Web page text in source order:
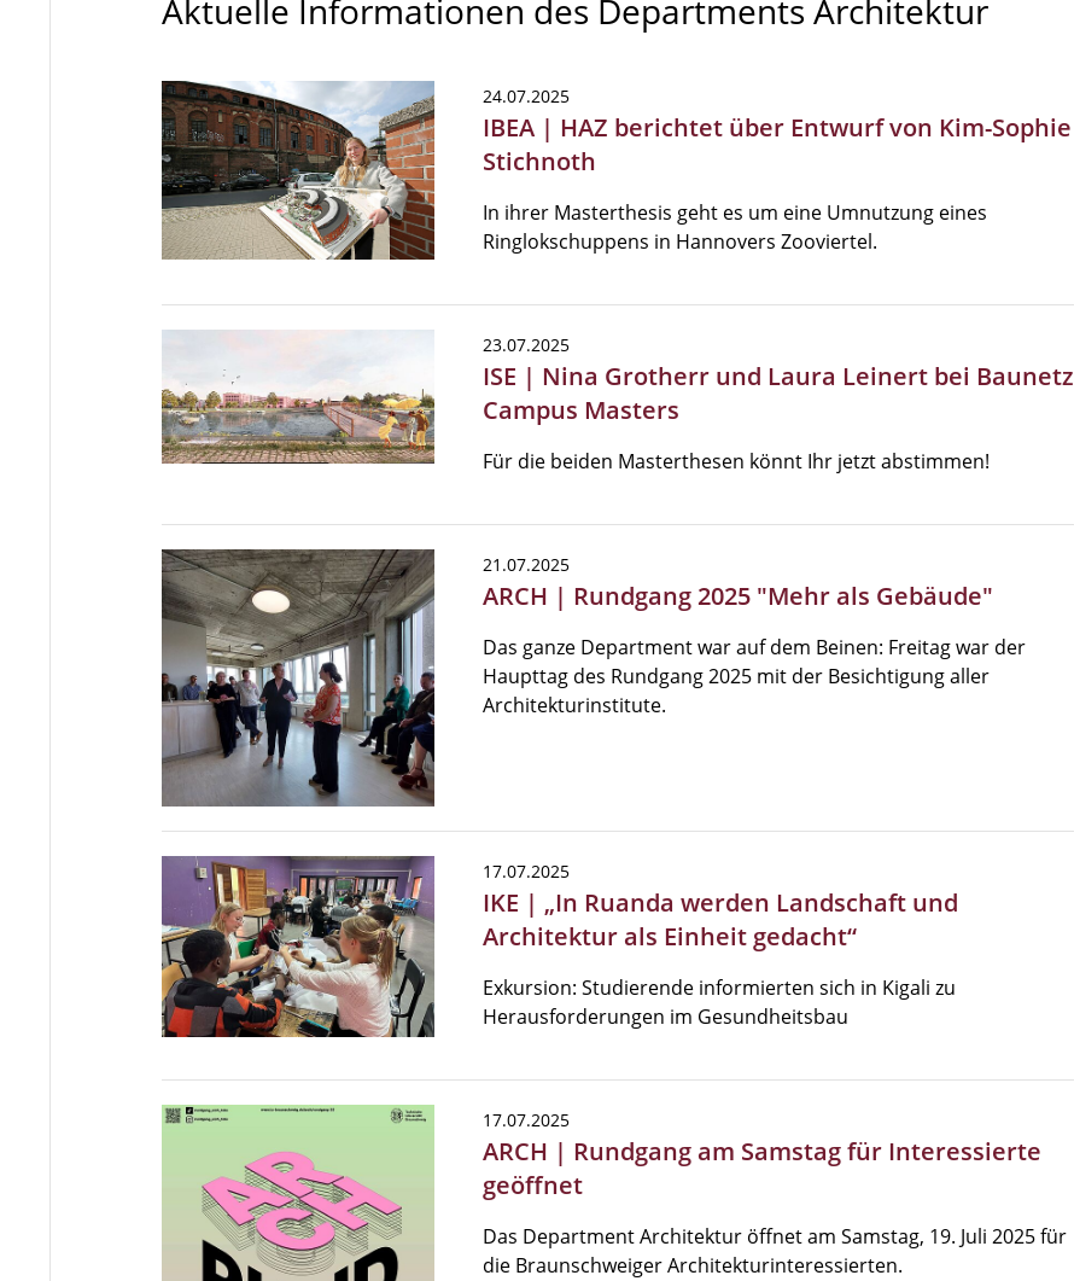
Aktuelle Informationen des Departments Architektur
24.07.2025
IBEA | HAZ berichtet über Entwurf von Kim-Sophie
Stichnoth
In ihrer Masterthesis geht es um eine Umnutzung eines
Ringlokschuppens in Hannovers Zooviertel.
23.07.2025
ISE | Nina Grotherr und Laura Leinert bei Baunetz
Campus Masters
Für die beiden Masterthesen könnt Ihr jetzt abstimmen!
21.07.2025
ARCH | Rundgang 2025 "Mehr als Gebäude"
Das ganze Department war auf dem Beinen: Freitag war der
Haupttag des Rundgang 2025 mit der Besichtigung aller
Architekturinstitute.
17.07.2025
IKE | „In Ruanda werden Landschaft und
Architektur als Einheit gedacht“
Exkursion: Studierende informierten sich in Kigali zu
Herausforderungen im Gesundheitsbau
17.07.2025
ARCH | Rundgang am Samstag für Interessierte
geöffnet
Das Department Architektur öffnet am Samstag, 19. Juli 2025 für
die Braunschweiger Architekturinteressierten.